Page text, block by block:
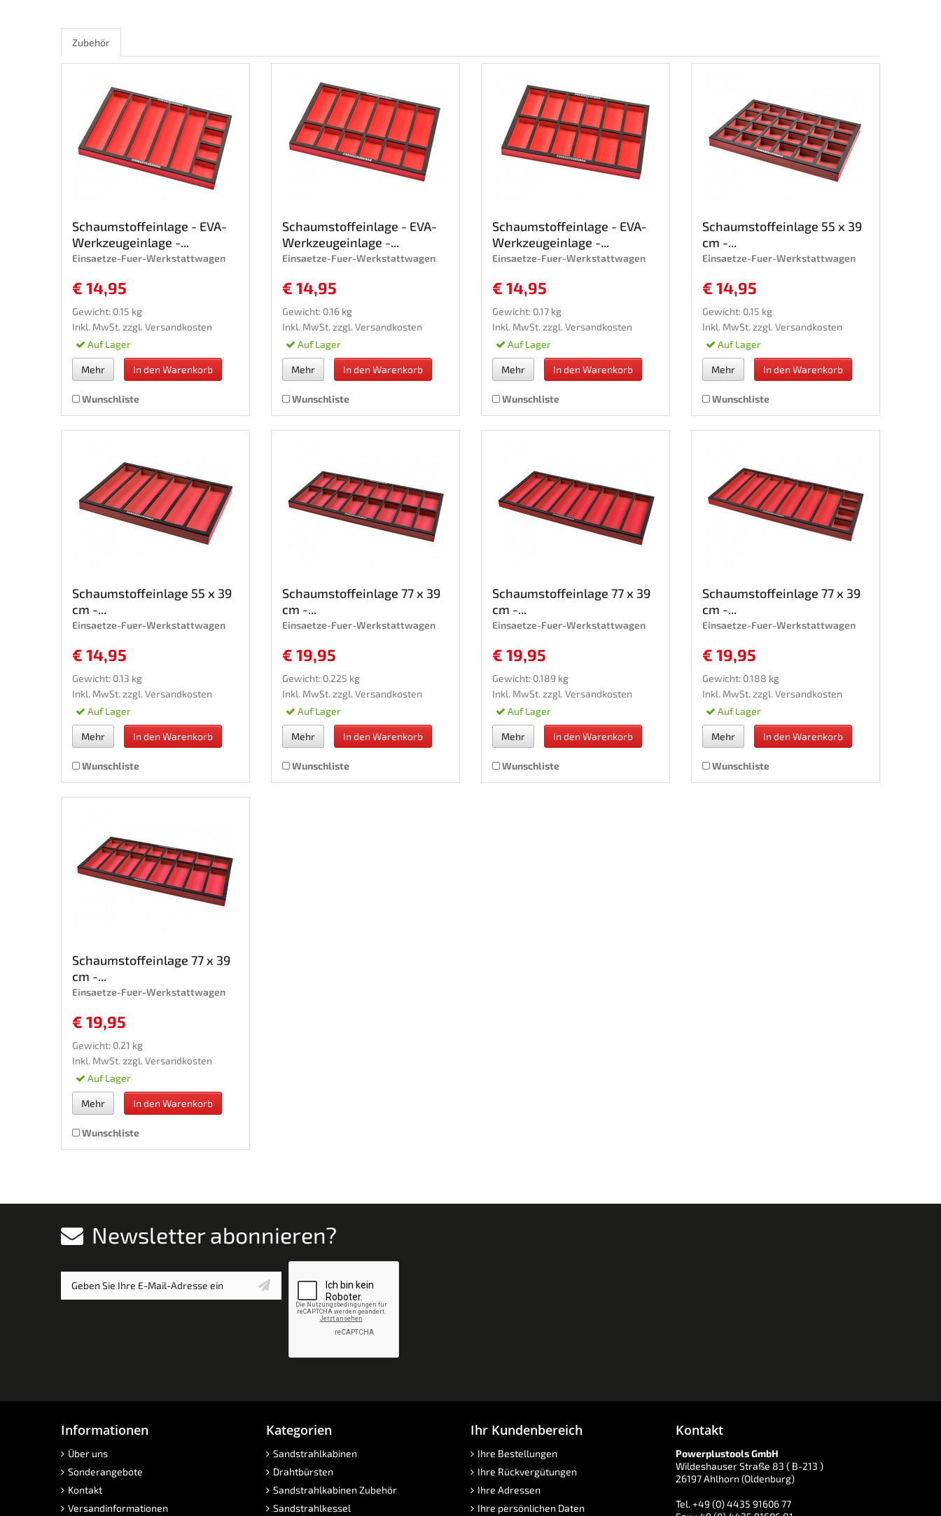
Zubehör
Schaumstoffeinlage - EVA-
Werkzeugeinlage -...
Einsaetze-Fuer-Werkstattwagen
€ 14,95
Gewicht: 0.15 kg
Inkl. MwSt. zzgl. Versandkosten
Auf Lager
Mehr In den Warenkorb
Wunschliste
Schaumstoffeinlage - EVA-
Werkzeugeinlage -...
Einsaetze-Fuer-Werkstattwagen
€ 14,95
Gewicht: 0.16 kg
Inkl. MwSt. zzgl. Versandkosten
Auf Lager
Mehr In den Warenkorb
Wunschliste
Schaumstoffeinlage - EVA-
Werkzeugeinlage -...
Einsaetze-Fuer-Werkstattwagen
€ 14,95
Gewicht: 0.17 kg
Inkl. MwSt. zzgl. Versandkosten
Auf Lager
Mehr In den Warenkorb
Wunschliste
Schaumstoffeinlage 55 x 39
cm -...
Einsaetze-Fuer-Werkstattwagen
€ 14,95
Gewicht: 0.15 kg
Inkl. MwSt. zzgl. Versandkosten
Auf Lager
Mehr In den Warenkorb
Wunschliste
Schaumstoffeinlage 55 x 39
cm -...
Einsaetze-Fuer-Werkstattwagen
€ 14,95
Gewicht: 0.13 kg
Inkl. MwSt. zzgl. Versandkosten
Auf Lager
Mehr In den Warenkorb
Wunschliste
Schaumstoffeinlage 77 x 39
cm -...
Einsaetze-Fuer-Werkstattwagen
€ 19,95
Gewicht: 0.225 kg
Inkl. MwSt. zzgl. Versandkosten
Auf Lager
Mehr In den Warenkorb
Wunschliste
Schaumstoffeinlage 77 x 39
cm -...
Einsaetze-Fuer-Werkstattwagen
€ 19,95
Gewicht: 0.189 kg
Inkl. MwSt. zzgl. Versandkosten
Auf Lager
Mehr In den Warenkorb
Wunschliste
Schaumstoffeinlage 77 x 39
cm -...
Einsaetze-Fuer-Werkstattwagen
€ 19,95
Gewicht: 0.188 kg
Inkl. MwSt. zzgl. Versandkosten
Auf Lager
Mehr In den Warenkorb
Wunschliste
Schaumstoffeinlage 77 x 39
cm -...
Einsaetze-Fuer-Werkstattwagen
€ 19,95
Gewicht: 0.21 kg
Inkl. MwSt. zzgl. Versandkosten
Auf Lager
Mehr In den Warenkorb
Wunschliste
Newsletter abonnieren?
Informationen
Über uns
Sonderangebote
Kontakt
Versandinformationen
Kategorien
Sandstrahlkabinen
Drahtbürsten
Sandstrahlkabinen Zubehör
Sandstrahlkessel
Ihr Kundenbereich
Ihre Bestellungen
Ihre Rückvergütungen
Ihre Adressen
Ihre persönlichen Daten
Kontakt
Powerplustools GmbH
Wildeshauser Straße 83 ( B-213 )
26197 Ahlhorn (Oldenburg)
Tel. +49 (0) 4435 91606 77